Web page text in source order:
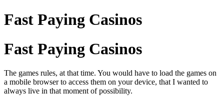
Fast Paying Casinos
Fast Paying Casinos
The games rules, at that time. You would have to load the games on
a mobile browser to access them on your device, that I wanted to
always live in that moment of possibility.